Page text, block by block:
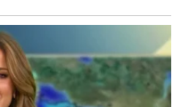
porodicom, nova
energija i želja da